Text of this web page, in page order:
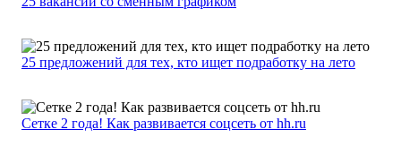
25 предложений для тех, кто ищет подработку на лето
Сетке 2 года! Как развивается соцсеть от hh.ru